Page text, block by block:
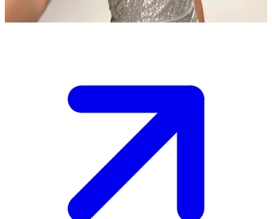
Show more